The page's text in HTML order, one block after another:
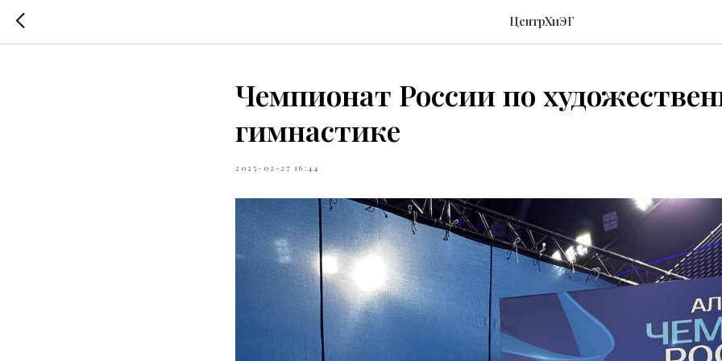
ЦентрХиЭГ
Чемпионат России по
гимнастике
2025-02-27 16:44